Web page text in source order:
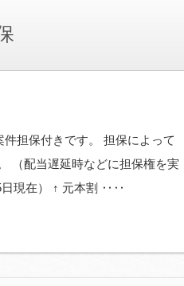
件担保付きです。 担保によって
（配当遅延時などに担保権を実
日現在） ↑ 元本割 ‥‥